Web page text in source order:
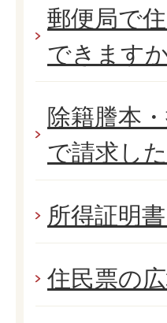
郵便局で
できますか
除籍謄本
で請求し
所得証明
住民票の